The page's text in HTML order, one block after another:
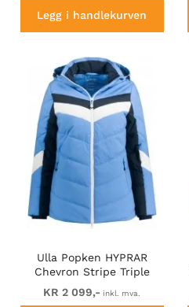
Legg i handlekurven
Ulla Popken HYPRAR
Chevron Stripe Triple
Function Quilted Fully
Lined Ski Jacket Pastel
KR 2 099,- inkl. mva.